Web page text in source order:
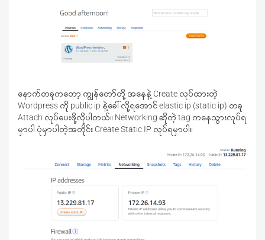
နောက်တခုကတော့ ကျွန်တော်တို့ အနေနဲ့ Create လုပ်ထားတဲ့
Wordpress ကို public ip နဲ့ခေါ်လို့ရအောင် elastic ip (static ip) တခု
Attach လုပ်ပေးဖို့လိုပါတယ်။ Networking ဆိုတဲ့ tag ကနေသွားလုပ်ရ
မှာပါ ပုံမှာပါတဲ့အတိုင်း Create Static IP လုပ်ရမှာပါ။